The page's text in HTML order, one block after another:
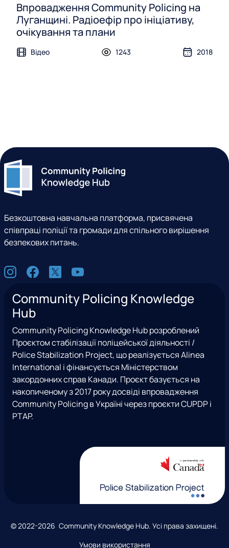
Впровадження Community Policing на
Луганщині. Радіоефір про ініціативу,
очікування та плани
Відео 1243 2018
Безкоштовна навчальна платформа, присвячена
співпраці поліції та громади для спільного вирішення
безпекових питань.
С
оI
s
a
g
a
m
F
c
e
b
o
o
k
X
e
T
w
i
t
t
e
r
Y
u
u
b
e
Community Policing Knowledge
Hub
Community Policing Knowledge Hub розроблений
Проєктом стабілізації поліцейської діяльності /
Police Stabilization Project, що реалізується Alinea
International і фінансується Міністерством
закордонних справ Канади. Проєкт базується на
накопиченому з 2017 року досвіді впровадження
Community Policing в Україні через проєкти CUPDP і
PTAP.
© 2022-2026 Community Knowledge Hub. Усі права захищені.
Умови використання